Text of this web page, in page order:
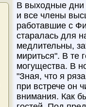
В выходные дни
и все члены
работавшие с
старалась для
медлительны,
мириться". В те
могущества. В
"Зная, что я
при встрече он
внимания. Как